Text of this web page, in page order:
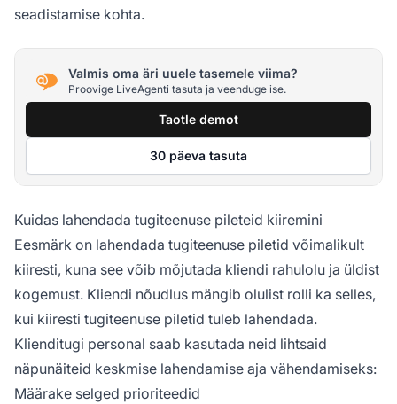
seadistamise kohta.
Valmis oma äri uuele tasemele viima?
Proovige LiveAgenti tasuta ja veenduge ise.
Taotle demot
30 päeva tasuta
Kuidas lahendada tugiteenuse pileteid kiiremini
Eesmärk on lahendada tugiteenuse piletid võimalikult
kiiresti, kuna see võib mõjutada kliendi rahulolu ja üldist
kogemust. Kliendi nõudlus mängib olulist rolli ka selles,
kui kiiresti tugiteenuse piletid tuleb lahendada.
Klienditugi personal saab kasutada neid lihtsaid
näpunäiteid keskmise lahendamise aja vähendamiseks:
Määrake selged prioriteedid